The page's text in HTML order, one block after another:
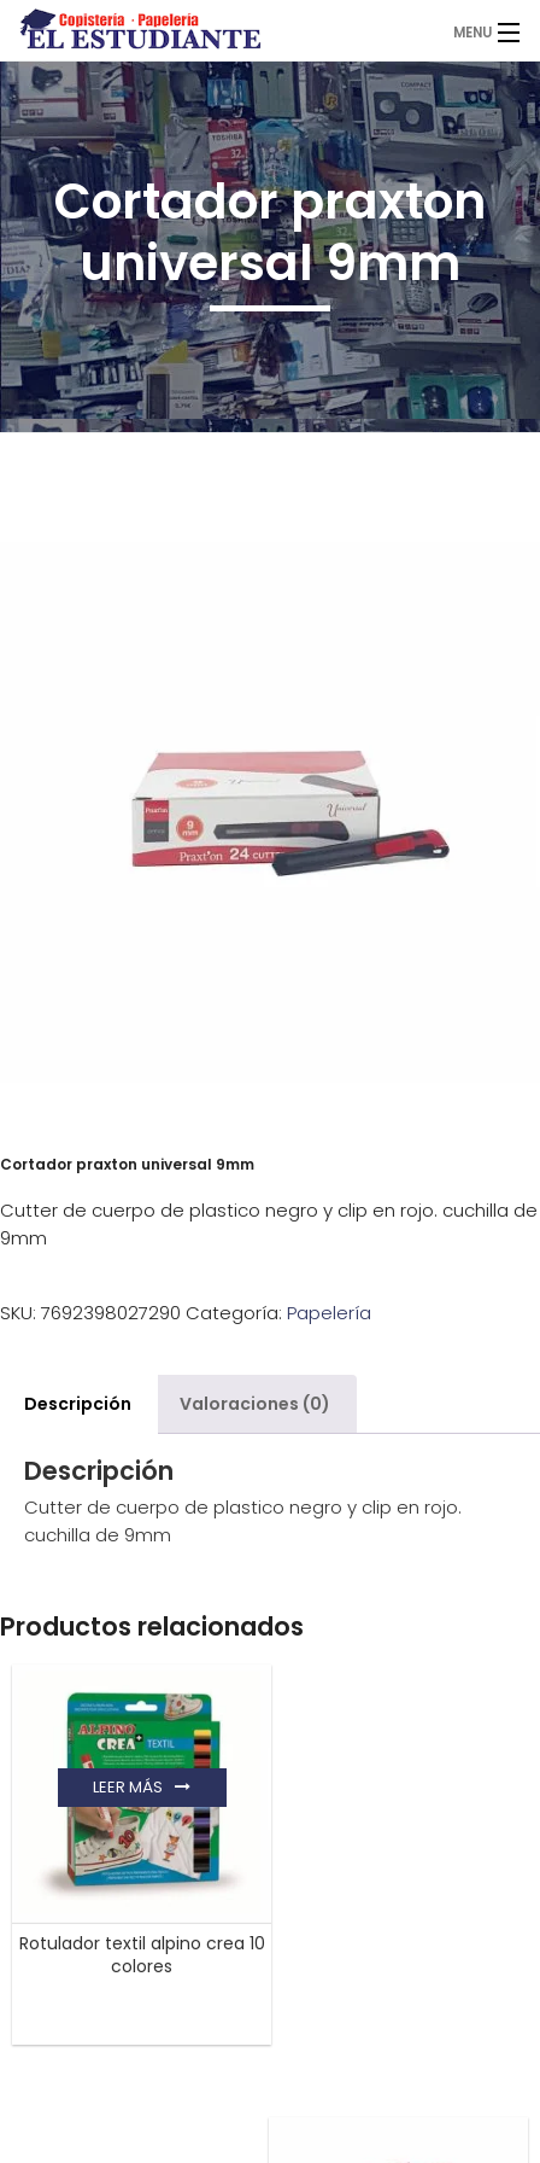
MENU
El Estudiante
Copistería
Papelería
Servicios
¡Imprimir!
Cortador praxton
universal 9mm
Cortador praxton universal 9mm
Cutter de cuerpo de plastico negro y clip en rojo. cuchilla de
9mm
SKU: 7692398027290 Categoría: Papelería
Descripción Valoraciones (0)
Descripción
Cutter de cuerpo de plastico negro y clip en rojo.
cuchilla de 9mm
Productos relacionados
Rotulador textil alpino crea 10
colores
LEER MÁS